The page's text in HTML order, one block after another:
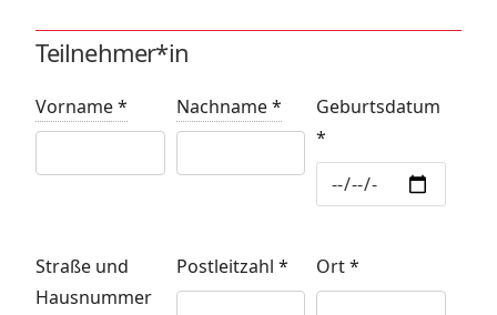
Teilnehmer*in
Vorname* Nachname*
Geburtsdatum
*
Straße und
Hausnummer
Postleitzahl * Ort*